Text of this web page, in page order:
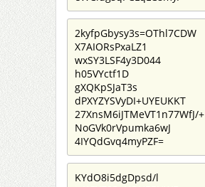
2kyfpGbysy3s=OThl7CDW
X7AIORsPxaLZ1
wxSY3LSF4y3D044
h05VYctf1D
gXQKpSJaT3s
dPXYZYSVyDI+UYEUKKT
27XnsM6iJTMeVT1n77WfJ/+
NoGVk0rVpumka6wJ
4IYQdGvq4myPZF=
KYdO8i5dgDpsd/l